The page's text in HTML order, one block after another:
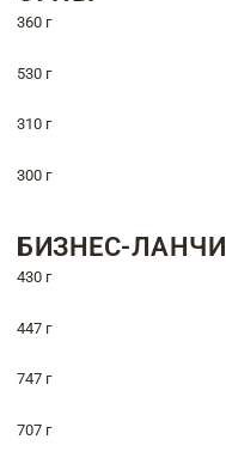
360 г
530 г
310 г
300 г
БИЗНЕС-ЛАНЧИ
430 г
447 г
747 г
707 г